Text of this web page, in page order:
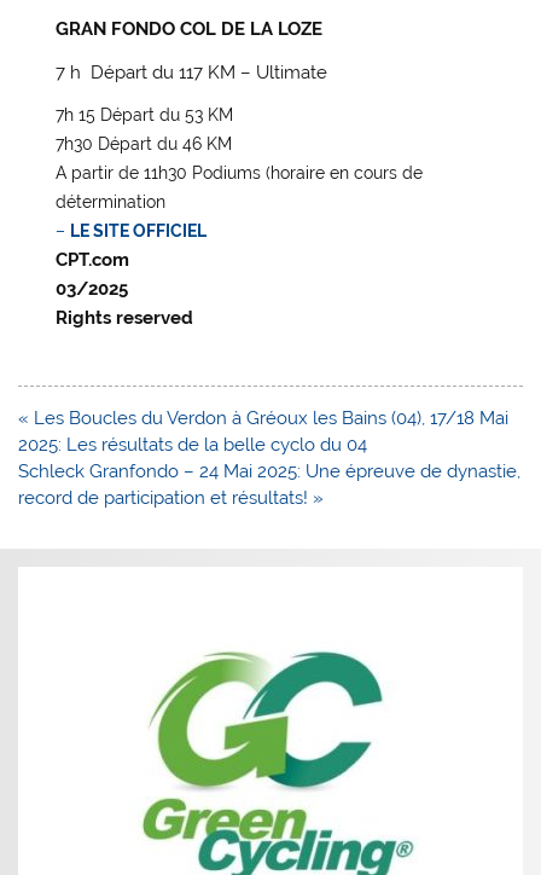
GRAN FONDO COL DE LA LOZE
7 h Départ du 117 KM – Ultimate
7h 15 Départ du 53 KM
7h30 Départ du 46 KM
A partir de 11h30 Podiums (horaire en cours de
détermination
– LE SITE OFFICIEL
CPT.com
03/2025
Rights reserved
Navigation
de
l’article
« Les Boucles du Verdon à Gréoux les Bains (04), 17/18 Mai
2025: Les résultats de la belle cyclo du 04
Schleck Granfondo – 24 Mai 2025: Une épreuve de dynastie,
record de participation et résultats! »